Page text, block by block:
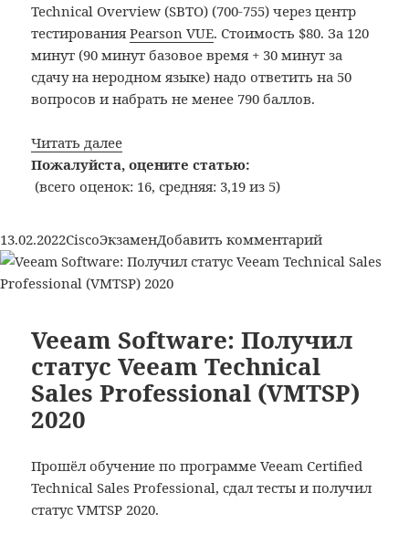
Technical Overview (SBTO) (700-755) через центр
тестированияPearson VUE. Стоимость $80. За 120
минут (90 минут базовое время + 30 минут за
сдачу на неродном языке) надо ответить на 50
вопросов и набрать не менее 790 баллов.
Читать далееCisco:
сдал
экзамен
Business
Technical
Overview
(700-
755)
Пожалуйста, оцените статью:
(всего оценок: 16, средняя: 3,19 из 5)
Опубликовано
13.02.2022Рубрики
CiscoМетки
ЭкзаменДобавить комментарийк
записи
Cisco
Business
(SBTO)
755)
Veeam Software: Получил
статус Veeam Technical
Sales Professional (VMTSP)
2020
Прошёл обучение по программе Veeam Certified
Technical Sales Professional, сдал тесты и получил
статус VMTSP 2020.